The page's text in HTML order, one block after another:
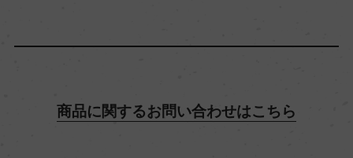
商品に関するお問い合わせはこちら